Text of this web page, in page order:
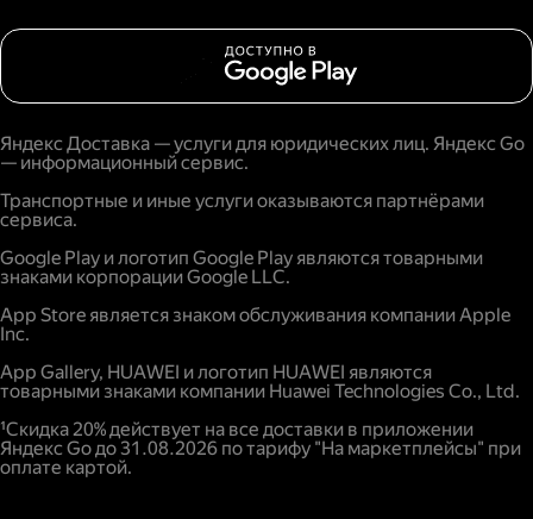
Яндекс Доставка — услуги для юридических лиц. Яндекс Go
— информационный сервис.
Транспортные и иные услуги оказываются партнёрами
сервиса.
Google Play и логотип Google Play являются товарными
знаками корпорации Google LLC.
App Store является знаком обслуживания компании Apple
Inc.
App Gallery, HUAWEI и логотип HUAWEI являются
товарными знаками компании Huawei Technologies Co., Ltd.
¹Скидка 20% действует на все доставки в приложении
Яндекс Go до 31.08.2026 по тарифу "На маркетплейсы" при
оплате картой.